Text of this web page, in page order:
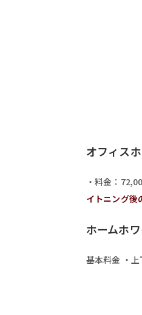
オフィス
・料金：
イトニング後
ホームホ
基本料金 ・